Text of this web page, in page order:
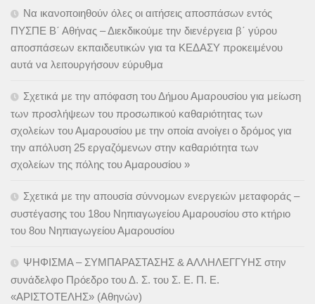
Να ικανοποιηθούν όλες οι αιτήσεις αποσπάσων εντός
ΠΥΣΠΕ Β΄ Αθήνας – Διεκδικούμε την διενέργεια β΄ γύρου
αποσπάσεων εκπαιδευτικών για τα ΚΕΔΑΣΥ προκειμένου
αυτά να λειτουργήσουν εύρυθμα
Σχετικά με την απόφαση του Δήμου Αμαρουσίου για μείωση
των προσλήψεων του προσωπικού καθαριότητας των
σχολείων του Αμαρουσίου με την οποία ανοίγει ο δρόμος για
την απόλυση 25 εργαζόμενων στην καθαριότητα των
σχολείων της πόλης του Αμαρουσίου »
Σχετικά με την απουσία σύννομων ενεργειών μεταφοράς –
συστέγασης του 18ου Νηπιαγωγείου Αμαρουσίου στο κτήριο
του 8ου Νηπιαγωγείου Αμαρουσίου
ΨΗΦΙΣΜΑ – ΣΥΜΠΑΡΑΣΤΑΣΗΣ & ΑΛΛΗΛΕΓΓΥΗΣ στην
συνάδελφο Πρόεδρο του Δ. Σ. του Σ. Ε. Π. Ε.
«ΑΡΙΣΤΟΤΕΛΗΣ» (Αθηνών)